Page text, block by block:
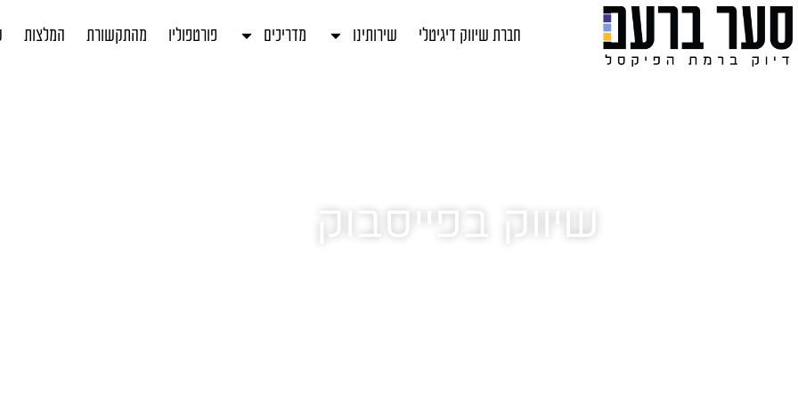
חברת שיווק דיגיטלי שירותינו מדריכים פורטפוליו מהתקשורת המלצות
שיווק בפייסבוק